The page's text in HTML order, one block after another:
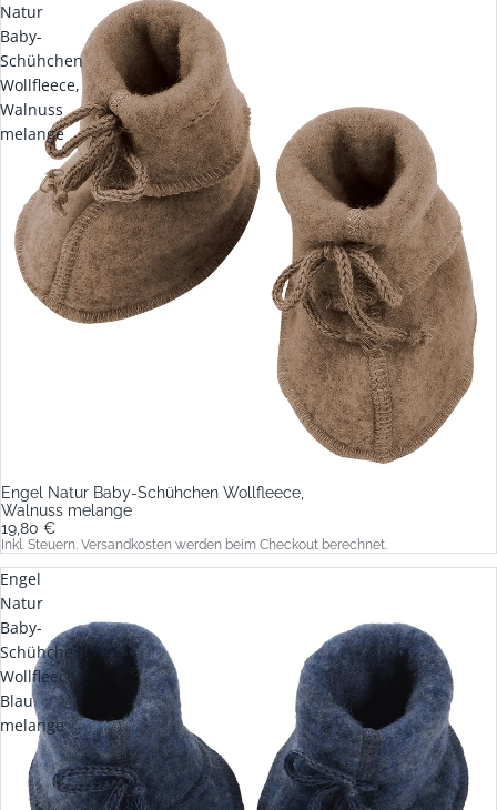
Natur
Baby-
Schühchen
Wollfleece,
Walnuss
melange
Engel Natur Baby-Schühchen Wollfleece,
Walnuss melange
19,80 €
Inkl. Steuern. Versandkosten werden beim Checkout berechnet.
Engel
Natur
Baby-
Schühchen
Wollfleece,
Blau
melange